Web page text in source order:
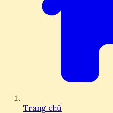
Trang chủ